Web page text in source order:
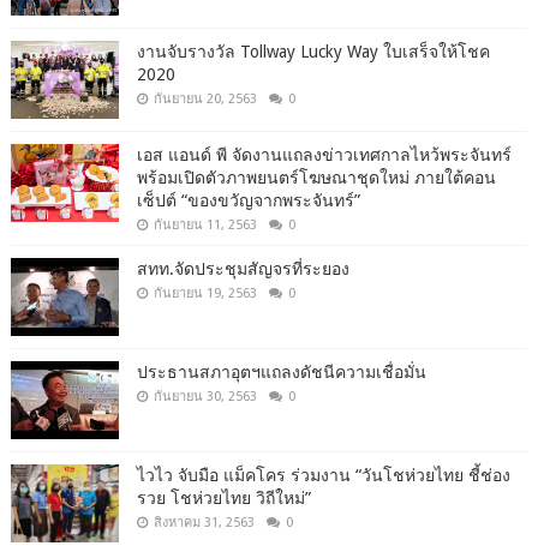
งานจับรางวัล Tollway Lucky Way ใบเสร็จให้โชค
2020
กันยายน 20, 2563 0
เอส แอนด์ พี จัดงานแถลงข่าวเทศกาลไหว้พระจันทร์
พร้อมเปิดตัวภาพยนตร์โฆษณาชุดใหม่ ภายใต้คอน
เซ็ปต์ “ของขวัญจากพระจันทร์”
กันยายน 11, 2563 0
สทท.จัดประชุมสัญจรที่ระยอง
กันยายน 19, 2563 0
ประธานสภาอุตฯแถลงดัชนีความเชื่อมั่น​
กันยายน 30, 2563 0
ไวไว จับมือ แม็คโคร ร่วมงาน “วันโชห่วยไทย ชี้ช่อง
รวย โชห่วยไทย วิถีใหม่”
สิงหาคม 31, 2563 0